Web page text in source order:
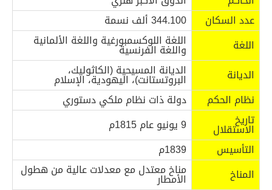
عدد السكان
344.100 ألف نسمة
اللغة
اللغة اللوكسمبورغية واللغة الألمانية
واللغة الفرنسية
الديانة
الديانة المسيحية (الكاثوليك،
البروتستانت)، اليهودية، الإسلام
نظام الحكم
دولة ذات نظام ملكي دستوري
تاريخ
الاستقلال
9 يونيو عام 1815م
التأسيس
1839م
المناخ
مناخ معتدل مع معدلات عالية من هطول
الأمطار